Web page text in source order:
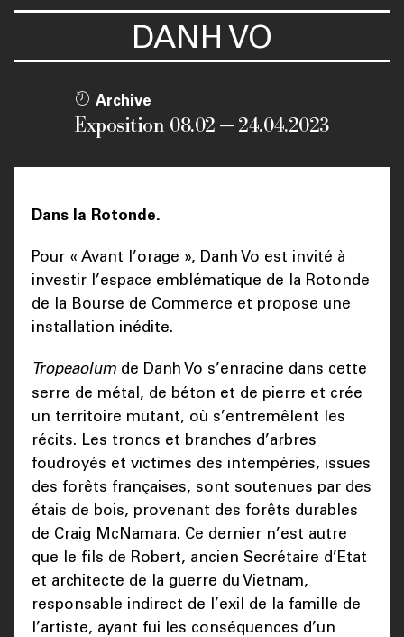
DANH VO
Archive
Exposition 08.02 — 24.04.2023
Dans la Rotonde.
Pour « Avant l’orage », Danh Vo est invité à
investir l’espace emblématique de la Rotonde
de la Bourse de Commerce et propose une
installation inédite.
Tropeaolum de Danh Vo s’enracine dans cette
serre de métal, de béton et de pierre et crée
un territoire mutant, où s’entremêlent les
récits. Les troncs et branches d’arbres
foudroyés et victimes des intempéries, issues
des forêts françaises, sont soutenues par des
étais de bois, provenant des forêts durables
de Craig McNamara. Ce dernier n’est autre
que le fils de Robert, ancien Secrétaire d’Etat
et architecte de la guerre du Vietnam,
responsable indirect de l’exil de la famille de
l’artiste, ayant fui les conséquences d’un